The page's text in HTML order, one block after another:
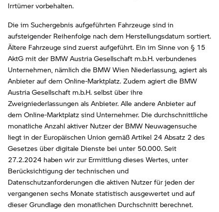
Irrtümer vorbehalten.
Die im Suchergebnis aufgeführten Fahrzeuge sind in
aufsteigender Reihenfolge nach dem Herstellungsdatum sortiert.
Ältere Fahrzeuge sind zuerst aufgeführt. Ein im Sinne von § 15
AktG mit der BMW Austria Gesellschaft m.b.H. verbundenes
Unternehmen, nämlich die BMW Wien Niederlassung, agiert als
Anbieter auf dem Online-Marktplatz. Zudem agiert die BMW
Austria Gesellschaft m.b.H. selbst über ihre
Zweigniederlassungen als Anbieter. Alle andere Anbieter auf
dem Online-Marktplatz sind Unternehmer. Die durchschnittliche
monatliche Anzahl aktiver Nutzer der BMW Neuwagensuche
liegt in der Europäischen Union gemäß Artikel 24 Absatz 2 des
Gesetzes über digitale Dienste bei unter 50.000. Seit
27.2.2024 haben wir zur Ermittlung dieses Wertes, unter
Berücksichtigung der technischen und
Datenschutzanforderungen die aktiven Nutzer für jeden der
vergangenen sechs Monate statistisch ausgewertet und auf
dieser Grundlage den monatlichen Durchschnitt berechnet.